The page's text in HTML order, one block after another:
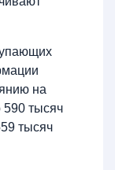
на
590 тысяч
тысяч